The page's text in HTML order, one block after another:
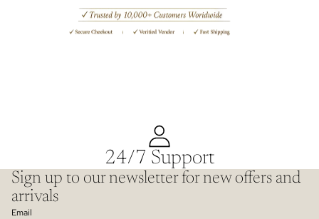
24/7 Support
Sign up to our newsletter for new offers and
arrivals
Email